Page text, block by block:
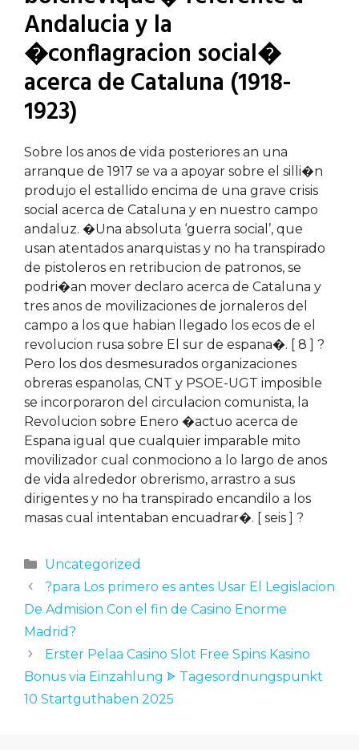
Andalucia y la
�conflagracion social�
acerca de Cataluna (1918-
1923)
Sobre los anos de vida posteriores an una
arranque de 1917 se va a apoyar sobre el silli�n
produjo el estallido encima de una grave crisis
social acerca de Cataluna y en nuestro campo
andaluz. �Una absoluta ‘guerra social’, que
usan atentados anarquistas y no ha transpirado
de pistoleros en retribucion de patronos, se
podri�an mover declaro acerca de Cataluna y
tres anos de movilizaciones de jornaleros del
campo a los que habian llegado los ecos de el
revolucion rusa sobre El sur de espana�. [ 8 ] ?
Pero los dos desmesurados organizaciones
obreras espanolas, CNT y PSOE-UGT imposible
se incorporaron del circulacion comunista, la
Revolucion sobre Enero �actuo acerca de
Espana igual que cualquier imparable mito
movilizador cual conmociono a lo largo de anos
de vida alrededor obrerismo, arrastro a sus
dirigentes y no ha transpirado encandilo a los
masas cual intentaban encuadrar�. [ seis ] ?
Uncategorized
?para Los primero es antes Usar El Legislacion
De Admision Con el fin de Casino Enorme
Madrid?
Erster Pelaa Casino Slot Free Spins Kasino
Bonus via Einzahlung ᗎ Tagesordnungspunkt
10 Startguthaben 2025